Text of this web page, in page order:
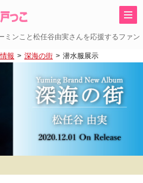
ミンこと松任谷由実さんを応援するファン
報 深海の街 潜水服展示